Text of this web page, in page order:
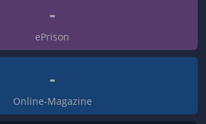
-
ePrison
-
Online-Magazine